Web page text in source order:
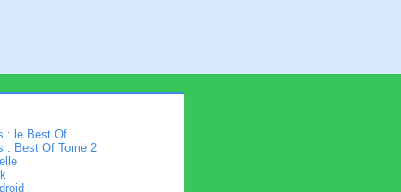
: le Best Of
: Best Of Tome 2